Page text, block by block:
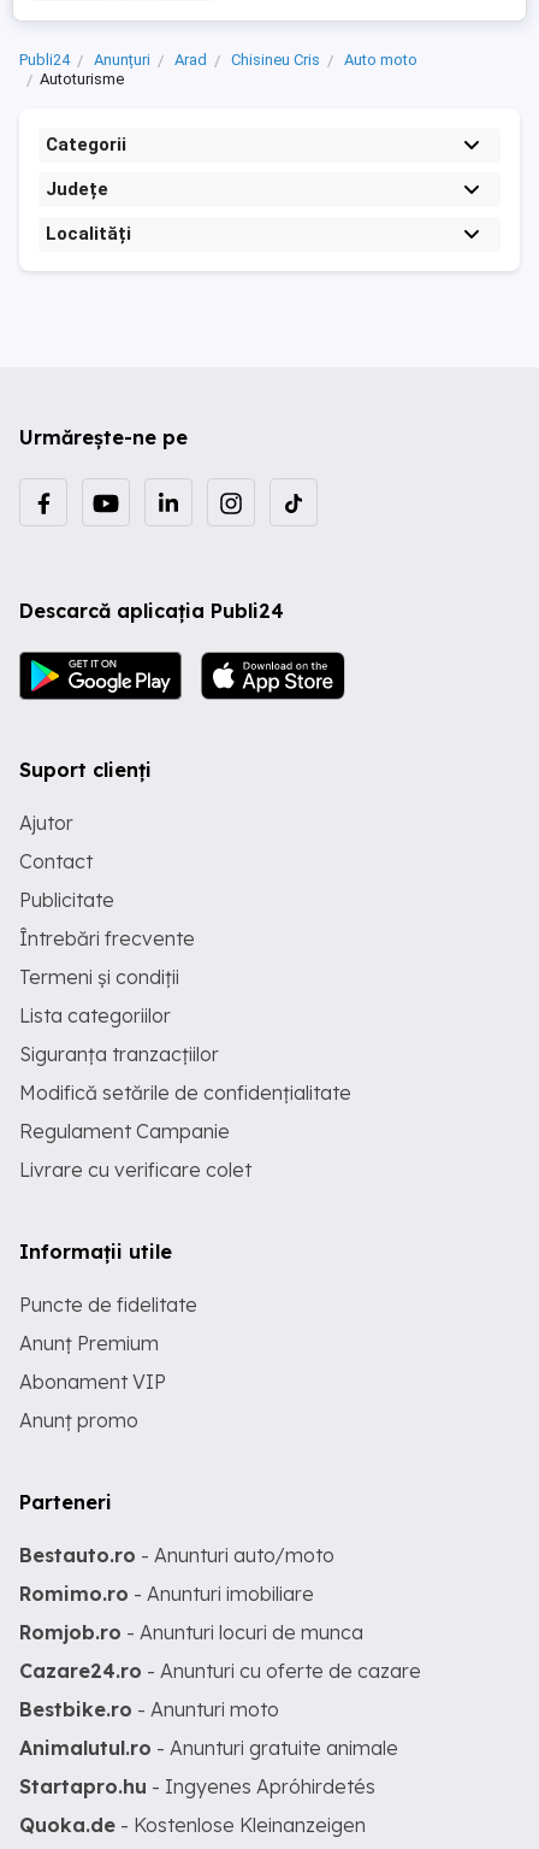
Publi24 Anunțuri Arad Chisineu Cris
Auto moto
Autoturisme
Categorii
Județe
Localități
Urmărește-ne pe
Descarcă aplicația Publi24
Suport clienți
Ajutor
Contact
Publicitate
Întrebări frecvente
Termeni și condiții
Lista categoriilor
Siguranța tranzacțiilor
Modifică setările de confidențialitate
Regulament Campanie
Livrare cu verificare colet
Informații utile
Puncte de fidelitate
Anunț Premium
Abonament VIP
Anunț promo
Parteneri
Bestauto.ro - Anunturi auto/moto
Romimo.ro - Anunturi imobiliare
Romjob.ro - Anunturi locuri de munca
Cazare24.ro - Anunturi cu oferte de cazare
Bestbike.ro - Anunturi moto
Animalutul.ro - Anunturi gratuite animale
Startapro.hu - Ingyenes Apróhirdetés
Quoka.de - Kostenlose Kleinanzeigen